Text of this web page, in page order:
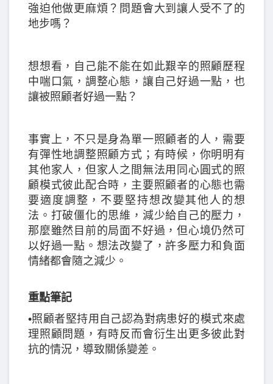
強迫他做更麻煩？問題會大到讓人受不了的
地步嗎？
想想看，自己能不能在如此艱辛的照顧歷程
中喘口氣，調整心態，讓自己好過一點，也
讓被照顧者好過一點？
事實上，不只是身為單一照顧者的人，需要
有彈性地調整照顧方式；有時候，你明明有
其他家人，但家人之間無法用同心圓式的照
顧模式彼此配合時，主要照顧者的心態也需
要適度調整，不要堅持想改變其他人的想
法。打破僵化的思維，減少給自己的壓力，
那麼雖然目前的局面不好過，但心境仍然可
以好過一點。想法改變了，許多壓力和負面
情緒都會隨之減少。
重點筆記
•照顧者堅持用自己認為對病患好的模式來處
理照顧問題，有時反而會衍生出更多彼此對
抗的情況，導致關係變差。